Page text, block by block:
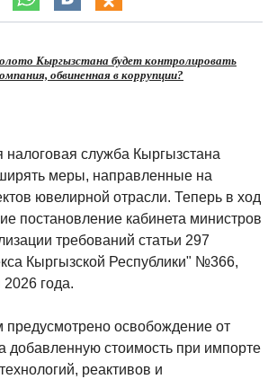
Кыргызстана будет контролировать
обвиненная в коррупции?
налоговая служба Кыргызстана
меры, направленные на
ювелирной отрасли. Теперь в ход
постановление кабинета министров
требований статьи 297
Кыргызской Республики" №366,
года.
предусмотрено освобождение от
добавленную стоимость при импорте
реактивов и